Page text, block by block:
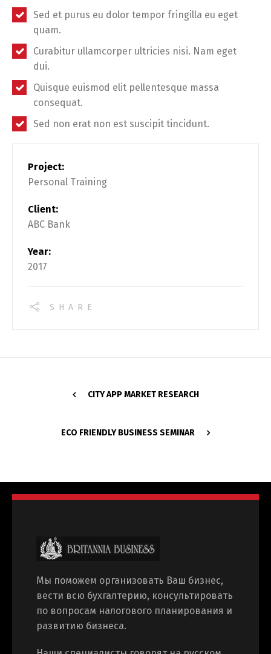
Sed et purus eu dolor tempor fringilla eu eget
quam.
Curabitur ullamcorper ultricies nisi. Nam eget
dui.
Quisque euismod elit pellentesque massa
consequat.
Sed non erat non est suscipit tincidunt.
Project:
Personal Training
Client:
ABC Bank
Year:
2017
SHARE
CITY APP MARKET RESEARCH
ECO FRIENDLY BUSINESS SEMINAR
Мы поможем организовать Ваш бизнес,
вести всю бухгалтерию, консультировать
по вопросам налогового планирования и
развитию бизнеса.